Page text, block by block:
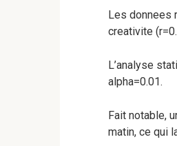
Les donnees
creativite
L’analyse
alpha=0.01.
Fait notable,
matin, ce qui